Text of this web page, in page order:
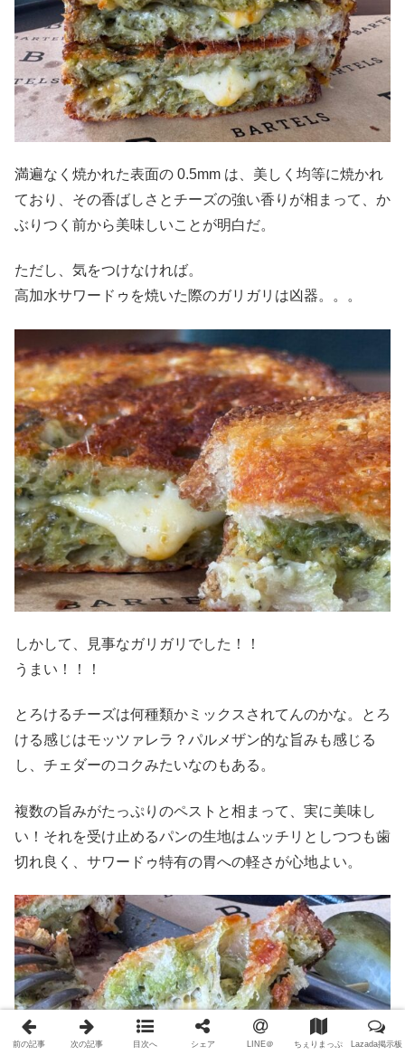
満遍なく焼かれた表面の 0.5mm は、美しく均等に焼かれ
ており、その香ばしさとチーズの強い香りが相まって、か
ぶりつく前から美味しいことが明白だ。
ただし、気をつけなければ。
高加水サワードゥを焼いた際のガリガリは凶器。。。
しかして、見事なガリガリでした！！
うまい！！！
とろけるチーズは何種類かミックスされてんのかな。とろ
ける感じはモッツァレラ？パルメザン的な旨みも感じる
し、チェダーのコクみたいなのもある。
複数の旨みがたっぷりのペストと相まって、実に美味し
い！それを受け止めるパンの生地はムッチリとしつつも歯
切れ良く、サワードゥ特有の胃への軽さが心地よい。
前の記事 次の記事 目次へ シェア LINE＠ ちぇりまっぷ Lazada掲示板